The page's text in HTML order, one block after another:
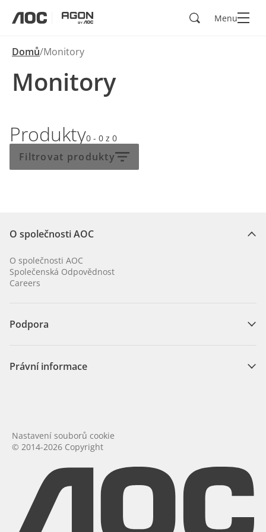
HledadMenu
Domů Monitory
Monitory
Produkty0 - 0 z 0
Filtrovat produkty
O společnosti AOC
O společnosti AOC
Společenská Odpovědnost
Careers
Podpora
Právní informace
© 2014-2026 Copyright
Nastavení souborů cookie